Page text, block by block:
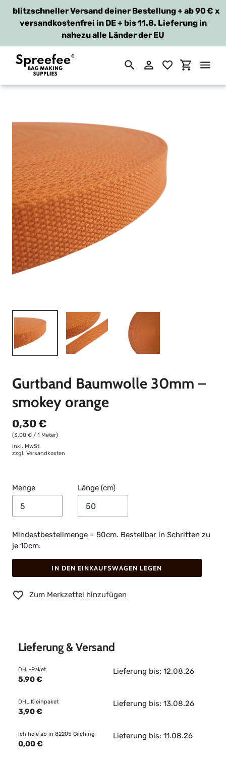
Direkt
blitzschneller Versand deiner Bestellung + ab 90 €
versandkostenfrei in DE + bis 11.8. Lieferung in
nahezu alle Länder der EU
x
SuchenEinloggen
Gurtband Baumwolle 30mm –
smokey orange
0,30 €
(3,00 € / 1 Meter)
inkl. MwSt.
zzgl. Versandkosten
Menge Länge (cm)
Mindestbestellmenge = 50cm. Bestellbar in Schritten zu
je 10cm.
IN DEN EINKAUFSWAGEN LEGEN
Zum Merkzettel hinzufügen
Lieferung & Versand
DHL-Paket
5,90 €
Lieferung bis: 12.08.26
DHL Kleinpaket
3,90 €
Lieferung bis: 13.08.26
Ich hole ab in 82205 Gilching
0,00 €
Lieferung bis: 11.08.26